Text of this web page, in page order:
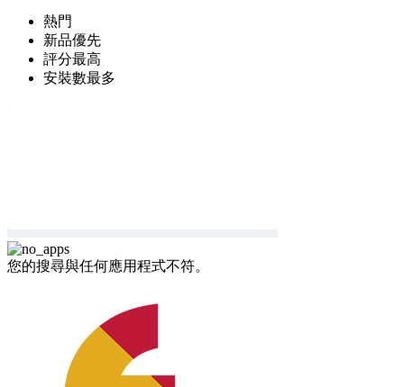
熱門
新品優先
評分最高
安裝數最多
您的搜尋與任何應用程式不符。